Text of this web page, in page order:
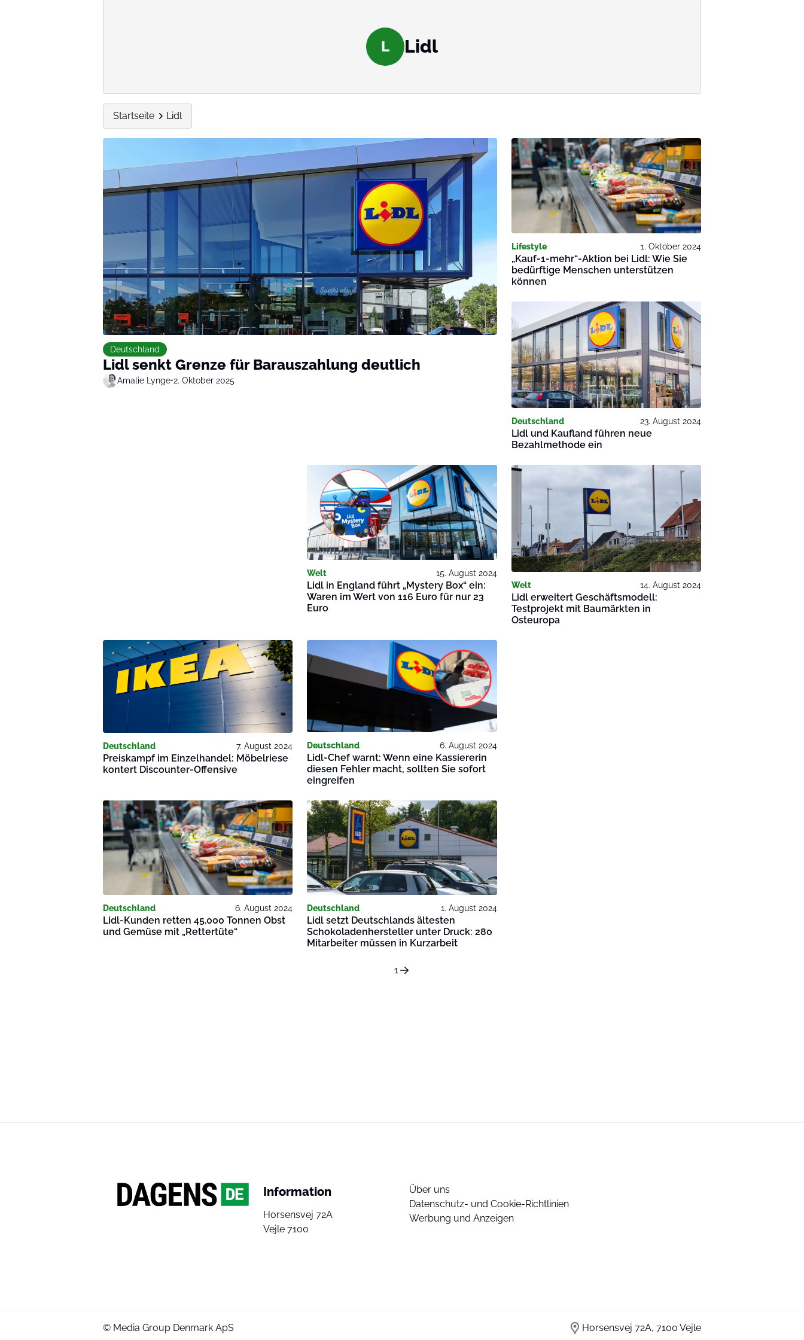
L Lidl
Startseite Lidl
Deutschland
Lidl senkt Grenze für Barauszahlung deutlich
Amalie Lynge•2. Oktober 2025
Lifestyle 1. Oktober 2024
„Kauf-1-mehr“-Aktion bei Lidl: Wie Sie
bedürftige Menschen unterstützen
können
Deutschland 23. August 2024
Lidl und Kaufland führen neue
Bezahlmethode ein
Welt 15. August 2024
Lidl in England führt „Mystery Box“ ein:
Waren im Wert von 116 Euro für nur 23
Euro
Welt 14. August 2024
Lidl erweitert Geschäftsmodell:
Testprojekt mit Baumärkten in
Osteuropa
Deutschland 7. August 2024
Preiskampf im Einzelhandel: Möbelriese
kontert Discounter-Offensive
Deutschland 6. August 2024
Lidl-Chef warnt: Wenn eine Kassiererin
diesen Fehler macht, sollten Sie sofort
eingreifen
Deutschland 6. August 2024
Lidl-Kunden retten 45.000 Tonnen Obst
und Gemüse mit „Rettertüte“
Deutschland 1. August 2024
Lidl setzt Deutschlands ältesten
Schokoladenhersteller unter Druck: 280
Mitarbeiter müssen in Kurzarbeit
1
Information
Horsensvej 72A
Vejle 7100
Über uns
Datenschutz- und Cookie-Richtlinien
Werbung und Anzeigen
© Media Group Denmark ApS Horsensvej 72A, 7100 Vejle